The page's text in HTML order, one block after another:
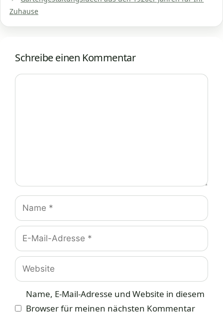
Zuhause
Schreibe einen Kommentar
Kommentar
Name
E-
Mail-
Adresse
Website
Name, E-Mail-Adresse und Website in diesem
Browser für meinen nächsten Kommentar